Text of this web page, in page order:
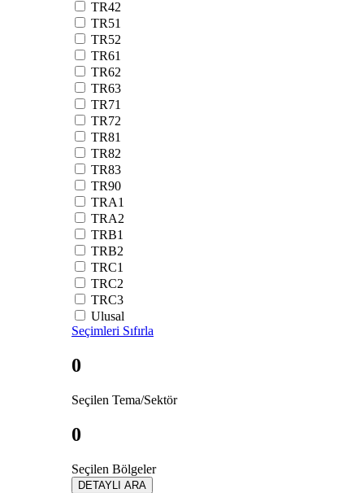
TR42
TR51
TR52
TR61
TR62
TR63
TR71
TR72
TR81
TR82
TR83
TR90
TRA1
TRA2
TRB1
TRB2
TRC1
TRC2
TRC3
Ulusal
Seçimleri Sıfırla
0
Seçilen Tema/Sektör
0
Seçilen Bölgeler
DETAYLI ARA